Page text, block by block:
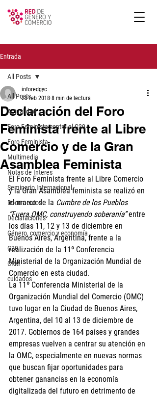
Entrada
All Posts
Actualidad
Foro Feminista contra el G20
Foro Feminista
Multimedia
Notas de Interes
Seminario Internacional
Documentos
Declaraciones
Género, comercio y economía
G20
CRM
cuidados
All Posts
Declaración del Foro
Feminista frente al Libre
Comercio y de la Gran
Asamblea Feminista
inforedgyc
23 feb 2018 8 min de lectura
El Foro Feminista frente al Libre Comercio
y la Gran Asamblea feminista se realizó en
el marco de la Cumbre de los Pueblos
“Fuera OMC, construyendo soberanía” entre
los días 11, 12 y 13 de diciembre en
Buenos Aires, Argentina, frente a la
realización de la 11º Conferencia
Ministerial de la Organización Mundial de
Comercio en esta ciudad.
La 11º Conferencia Ministerial de la
Organización Mundial del Comercio (OMC)
tuvo lugar en la Ciudad de Buenos Aires,
Argentina, del 10 al 13 de diciembre de
2017. Gobiernos de 164 países y grandes
empresas vuelven a centrar su atención en
la OMC, especialmente en nuevas normas
que buscan fijar oportunidades para
obtener ganancias en la economía
digitalizada del futuro en detrimento de